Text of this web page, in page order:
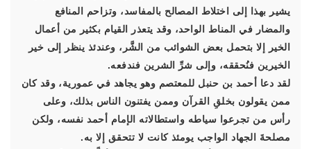
يشير بهذا إلى اختلاط المصالح بالمفاسد، وتزاحم المنافع
والمضار في المناط الواحد، وقد يتعذر القيام بكثير من أعمال
الخير إلا بتحمل بعض الشوائب من الشَّر، وعندئذ ينظر إلى خير
الخيرين فنُحققه، وإلى شرِّ الشرين فندفعه.
لقد دعا أحمد بن حنبل للمعتصم وهو يجاهد في عمورية، وقد كان
ممن يقولون بخلقِ القرآن وممن يفتنون الناس بذلك، وعلى
رأس من تجرعوا سياطه واستطالاته الإمام أحمد نفسه، ولكن
مصلحةَ الجهاد الواجب يومئذ كانت لا تتحقق إلا به.